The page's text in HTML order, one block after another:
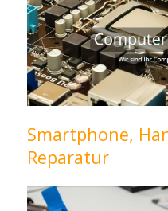
Smartphone,
Reparatur